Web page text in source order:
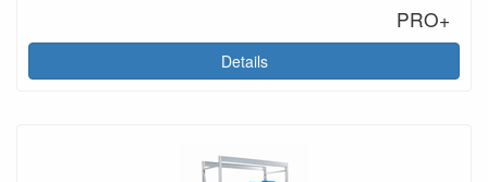
PRO+
Details